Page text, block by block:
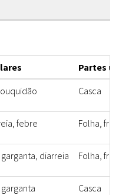
Partes
Casca
febre Folha,
diarreia Folha,
Casca